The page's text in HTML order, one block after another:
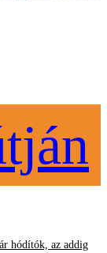
hódítók, az addig